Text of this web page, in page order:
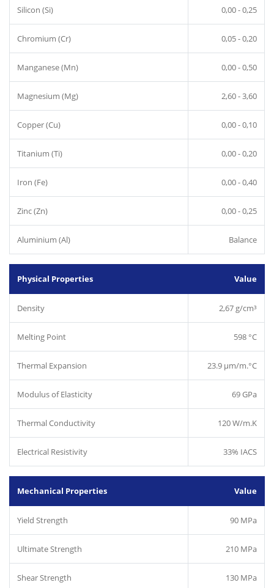
Silicon (Si) 0,00 - 0,25
Chromium (Cr) 0,05 - 0,20
Manganese (Mn) 0,00 - 0,50
Magnesium (Mg) 2,60 - 3,60
Copper (Cu) 0,00 - 0,10
Titanium (Ti) 0,00 - 0,20
Iron (Fe) 0,00 - 0,40
Zinc (Zn) 0,00 - 0,25
Aluminium (Al) Balance
Physical Properties Value
Density 2,67 g/cm³
Melting Point 598 °C
Thermal Expansion 23.9 µm/m.°C
Modulus of Elasticity 69 GPa
Thermal Conductivity 120 W/m.K
Electrical Resistivity 33% IACS
Mechanical Properties Value
Yield Strength 90 MPa
Ultimate Strength 210 MPa
Shear Strength 130 MPa